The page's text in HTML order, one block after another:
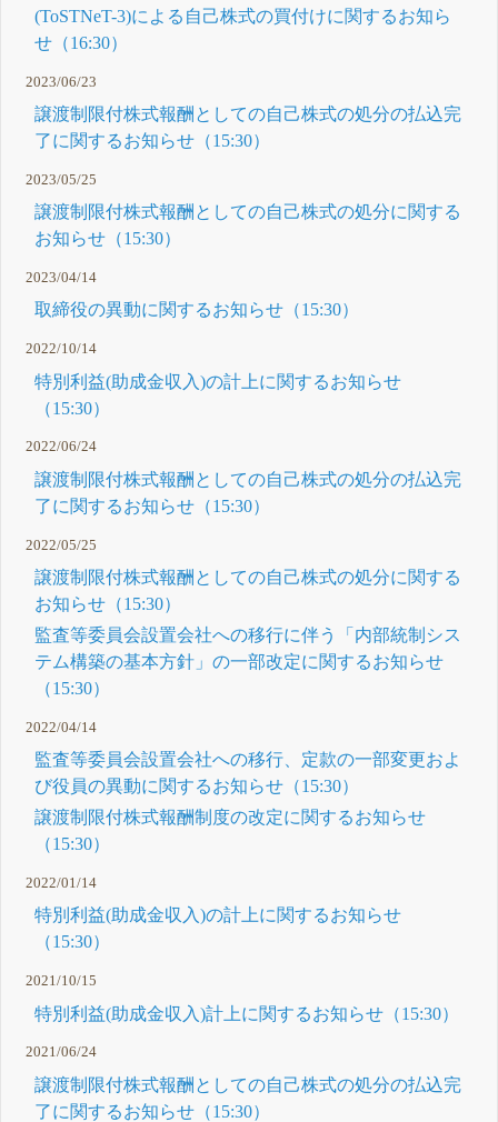
(ToSTNeT-3)による自己株式の買付けに関するお知ら
せ（16:30）
2023/06/23
譲渡制限付株式報酬としての自己株式の処分の払込完
了に関するお知らせ（15:30）
2023/05/25
譲渡制限付株式報酬としての自己株式の処分に関する
お知らせ（15:30）
2023/04/14
取締役の異動に関するお知らせ（15:30）
2022/10/14
特別利益(助成金収入)の計上に関するお知らせ
（15:30）
2022/06/24
譲渡制限付株式報酬としての自己株式の処分の払込完
了に関するお知らせ（15:30）
2022/05/25
譲渡制限付株式報酬としての自己株式の処分に関する
お知らせ（15:30）
監査等委員会設置会社への移行に伴う「内部統制シス
テム構築の基本方針」の一部改定に関するお知らせ
（15:30）
2022/04/14
監査等委員会設置会社への移行、定款の一部変更およ
び役員の異動に関するお知らせ（15:30）
譲渡制限付株式報酬制度の改定に関するお知らせ
（15:30）
2022/01/14
特別利益(助成金収入)の計上に関するお知らせ
（15:30）
2021/10/15
特別利益(助成金収入)計上に関するお知らせ（15:30）
2021/06/24
譲渡制限付株式報酬としての自己株式の処分の払込完
了に関するお知らせ（15:30）